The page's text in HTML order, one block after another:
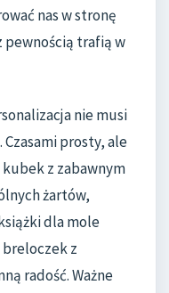
nas w stronę
pewnością trafią w
nie musi
prosty, ale
z zabawnym
żartów,
dla mole
z
radość. Ważne